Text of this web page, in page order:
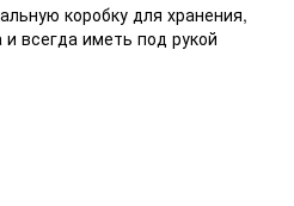
коробку для хранения,
всегда иметь под рукой